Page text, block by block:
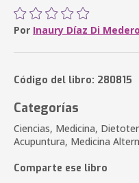
Por Inaury Díaz Di Medero
Código del libro: 280815
Categorías
Ciencias, Medicina,
Acupuntura, Medicina
Comparte ese libro